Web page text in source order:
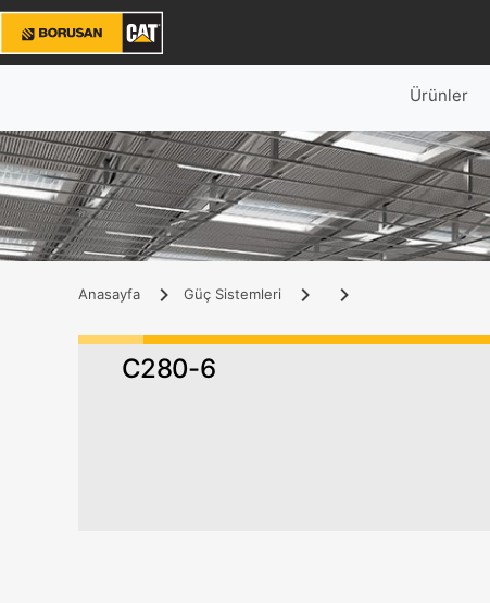
Ürünler
Anasayfa Güç Sistemleri
C280-6